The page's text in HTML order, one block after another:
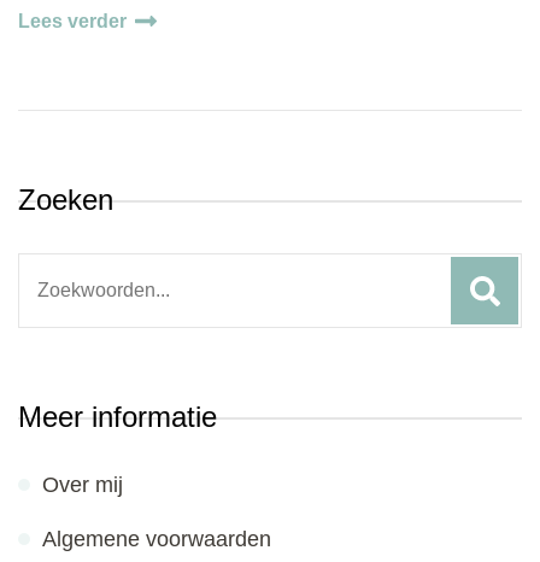
Lees verder
Zoeken
Meer informatie
Over mij
Algemene voorwaarden